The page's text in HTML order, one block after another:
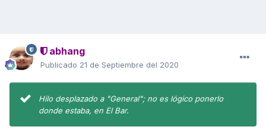
abhang
Publicado 21 de Septiembre del 2020
Hilo desplazado a "General"; no es lógico ponerlo
donde estaba, en El Bar.